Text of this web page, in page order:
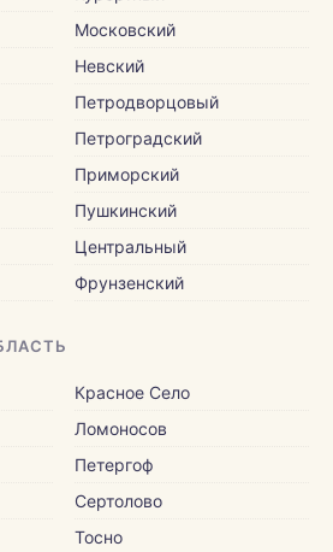
Московский
Невский
Петродворцовый
Петроградский
Приморский
Пушкинский
Центральный
Фрунзенский
Красное Село
Ломоносов
Петергоф
Сертолово
Тосно